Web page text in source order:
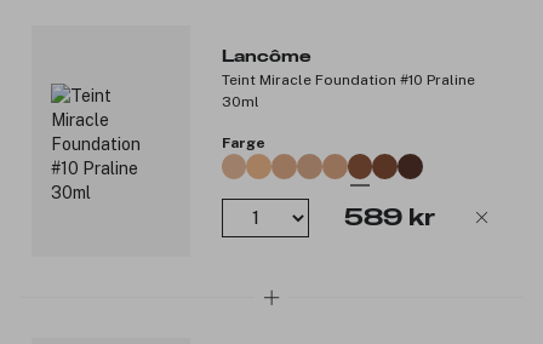
Lancôme
Teint Miracle Foundation #10 Praline
30ml
Farge
589 kr